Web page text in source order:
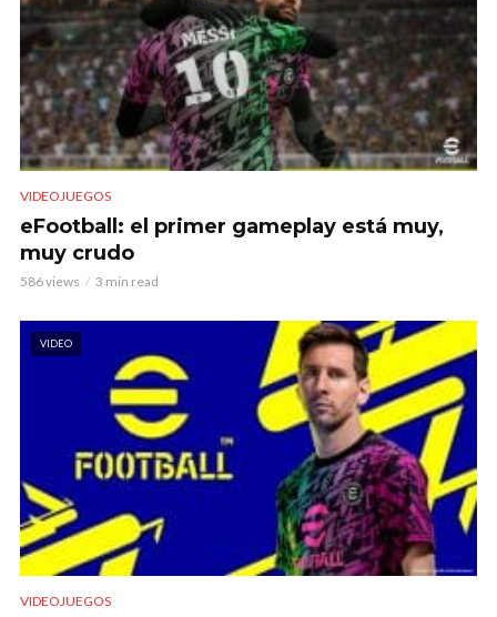
VIDEOJUEGOS
eFootball: el primer gameplay está muy,
muy crudo
586 views 3 min read
VIDEO
VIDEOJUEGOS